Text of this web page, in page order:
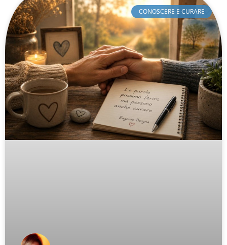
CONOSCERE E CURARE